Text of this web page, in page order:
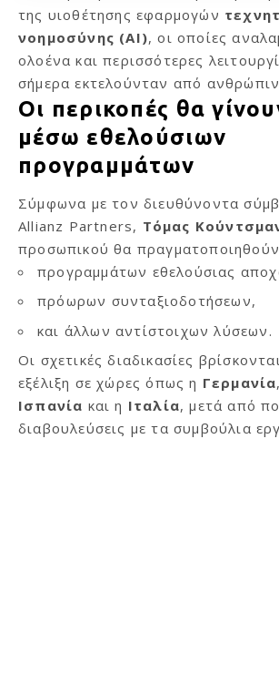
της υιοθέτησης εφαρμογών
νοημοσύνης (AI), οι οποίες
ολοένα και περισσότερες
σήμερα εκτελούνταν από
Οι περικοπές θα
μέσω εθελούσιων
προγραμμάτων
Σύμφωνα με τον διευθύνοντα
Allianz Partners, Τόμας
προσωπικού θα
προγραμμάτων εθελούσιας
πρόωρων συνταξιοδοτήσεων,
και άλλων αντίστοιχων λύσεων.
Οι σχετικές διαδικασίες
εξέλιξη σε χώρες όπως η Γερμανία
Ισπανία και η Ιταλία, μετά από
διαβουλεύσεις με τα συμβούλια